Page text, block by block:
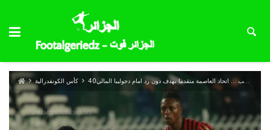
كأس الكونفدرالية 40دق’ لعب … اتحاد العاصمة متقدما بهدف دون رد امام دجوليبا المالي